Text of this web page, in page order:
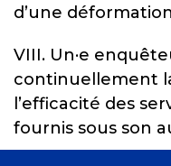
d’une
VIII. Un·e
continuellement
l’efficacité des
fournis sous son